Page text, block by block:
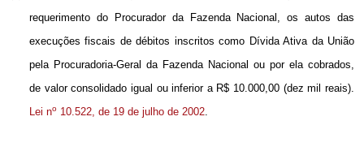
requerimento do Procurador da Fazenda Nacional, os autos das
execuções fiscais de débitos inscritos como Dívida Ativa da União
pela Procuradoria-Geral da Fazenda Nacional ou por ela cobrados,
de valor consolidado igual ou inferior a R$ 10.000,00 (dez mil reais).
Lei no 10.522, de 19 de julho de 2002